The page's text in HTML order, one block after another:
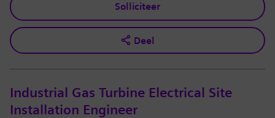
Solliciteer
Deel
Industrial Gas Turbine Electrical Site
Installation Engineer